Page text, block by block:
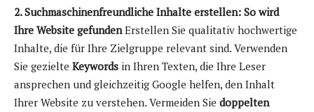
2. Suchmaschinenfreundliche Inhalte erstellen: So wird
Ihre Website gefunden Erstellen Sie qualitativ hochwertige
Inhalte, die für Ihre Zielgruppe relevant sind. Verwenden
Sie gezielte Keywords in Ihren Texten, die Ihre Leser
ansprechen und gleichzeitig Google helfen, den Inhalt
Ihrer Website zu verstehen. Vermeiden Sie doppelten